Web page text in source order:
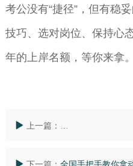
考公没有“捷径”，但有稳
技巧、选对岗位、保持心
年的上岸名额，等你来拿。
上一篇：
下一篇： 全国手把手教你拿